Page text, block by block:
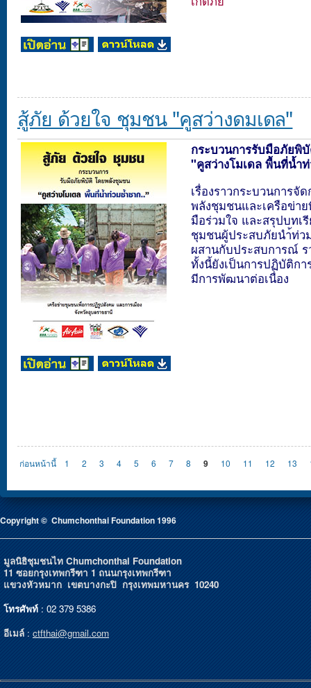
สู้ภัย ด้วยใจ ชุมชน "คูสว่างดมเดล"
กระบวนการรับมือภัยพิ
"คูสว่างโมเดล พื้นที่น้ำ
เรื่องราวกระบวนการจั
พลังชุมชนและเครือข่า
มือร่วมใจ และสรุปบทเ
ชุมชนผู้ประสบภัยนำ้ท่ว
ผสานกับประสบการณ์
ทั้งนี้ยังเป็นการปฏิบัติกา
มีการพัฒนาต่อเนื่อง
Pages
ก่อนหน้านี้ 1 2 3 4 5 6 7 8 9 10 11 12 13
Copyright © Chumchonthai Foundation 1996
มูลนิธิชุมชนไท Chumchonthai Foundation
11 ซอยกรุงเทพกรีฑา 1 ถนนกรุงเทพกรีฑา
แขวงหัวหมาก เขตบางกะปิ กรุงเทพมหานคร 10240
โทรศัพท์ : 02 379 5386
อีเมล์ : ctfthai@gmail.com